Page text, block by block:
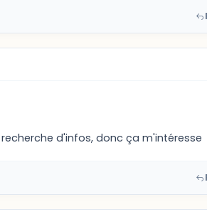
d'infos, donc ça m'intéresse